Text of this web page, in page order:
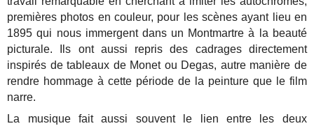
premières photos en couleur, pour les scènes ayant lieu en
1895 qui nous immergent dans un Montmartre à la beauté
picturale. Ils ont aussi repris des cadrages directement
inspirés de tableaux de Monet ou Degas, autre manière de
rendre hommage à cette période de la peinture que le film
narre.
La musique fait aussi souvent le lien entre les deux